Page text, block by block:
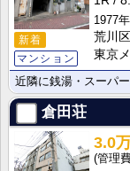
新着
マンション
1977
荒川
東京
近隣に銭湯・スーパ
倉田荘
3.0